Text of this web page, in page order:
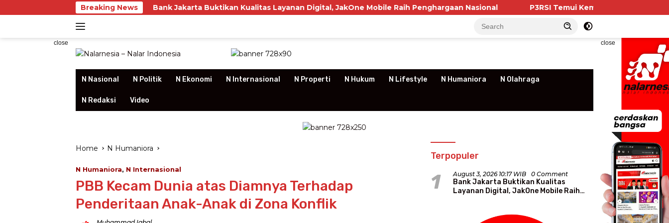
to
Breaking News
Bank Jakarta Buktikan Kualitas Layanan Digital, JakOne Mobile Raih Penghargaan Nasional P3RSI Temui Kementerian PKP, Pengurus
close close
N Nasional N Politik N Ekonomi N Internasional N Properti N Hukum N Lifestyle N Humaniora N Olahraga
N Redaksi Video
Home N Humaniora
N Humaniora, N Internasional
PBB Kecam Dunia atas Diamnya Terhadap
Penderitaan Anak-Anak di Zona Konflik
Terpopuler
1 August 3, 2026 10:17 WIB 0 Comment
Bank Jakarta Buktikan Kualitas
Layanan Digital, JakOne Mobile Raih